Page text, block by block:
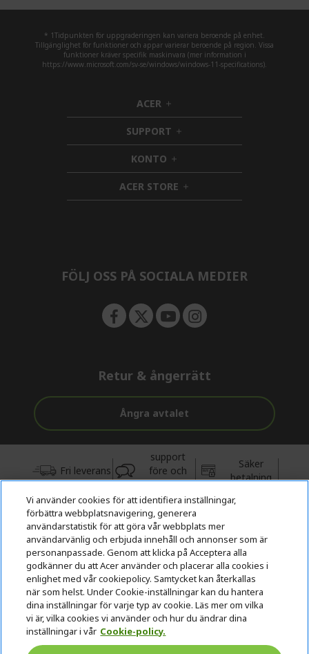
* 1Tidpunkten för uppgraderingen kan variera beroende på enhet.
Tillgänglighet för funktioner och appar varierar beroende på region. Vissa
funktioner kräver specifik maskinvara (mer information i
https://www.microsoft.com/sv-se/windows/windows-11-specifications).
ACER h
i
d
d
e
n
SUPPORT h
i
d
d
e
n
KONTO h
i
d
d
ACER STORE h
i
FÖLJ OSS PÅ SOCIALA MEDIER
Retur & ångerrätt
Ångra avtalet
Fri leverans
support
före och
efter köp
Säker
betalning
© 2026 Acer Inc.
CPYou BV är auktoriserad återförsäljare och försäljare av de
produkter och tjänster som erbjuds i denna butik.
Sverige
Vi använder cookies för att identifiera inställningar,
förbättra webbplatsnavigering, generera
användarstatistik för att göra vår webbplats mer
användarvänlig och erbjuda innehåll och annonser som är
personanpassade. Genom att klicka på Acceptera alla
godkänner du att Acer använder och placerar alla cookies i
enlighet med vår cookiepolicy. Samtycket kan återkallas
när som helst. Under Cookie-inställningar kan du hantera
dina inställningar för varje typ av cookie. Läs mer om vilka
vi är, vilka cookies vi använder och hur du ändrar dina
inställningar i vår Cookie-policy.